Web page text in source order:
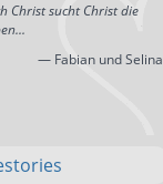
Christ sucht Christ die
— Fabian und Selina